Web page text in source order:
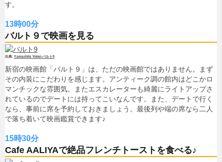
す。
13時00分
バルト９で映画を見る
Yamashita Yohei-バルト9
新宿の映画館「バルト９」は、ただの映画館ではありません。まず
その内装にこだわりを感じます。アンティーク調の館内はどこかロ
マンチックな雰囲気。またエスカレーターも綺麗にライトアップさ
れているのでデートには持ってこいなんです。また、デートで行く
なら、事前に席を予約しておきましょう。最後列や端の席なら二人
で落ち着いて映画鑑賞できます♪
15時30分
Cafe AALIYAで絶品フレンチトーストを食べる♪